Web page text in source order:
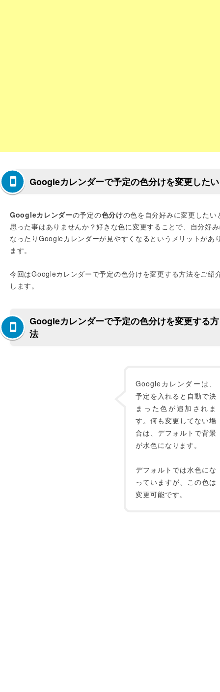
Googleカレンダーで予定の色分けを変更したい
Googleカレンダーの予定の色分けの色を自分好みに変更したい
思った事はありませんか？好きな色に変更することで、自分好
なったりGoogleカレンダーが見やすくなるというメリットがあ
ます。
今回はGoogleカレンダーで予定の色分けを変更する方法をご紹
します。
Googleカレンダーで予定の色分けを変更する方
法
Googleカレンダーは、
予定を入れると自動で決
まった色が追加されま
す。何も変更してない場
合は、デフォルトで背景
が水色になります。
デフォルトでは水色にな
っていますが、この色は
変更可能です。